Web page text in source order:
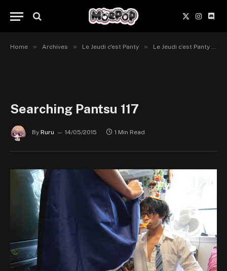
X
(Twitter)
Home » Archives » Le Jeudi c'est Panty » Le Jeudi c’est Panty #117
Searching Pantsu 117
By Ruru 14/05/2015 1 Min Read